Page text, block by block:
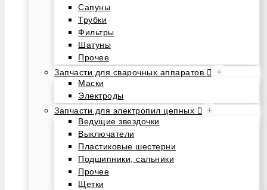
Сапуны
Трубки
Фильтры
Шатуны
Прочее
Запчасти для сварочных аппаратов
+
Маски
Электроды
Запчасти для электропил цепных
+
Ведущие звездочки
Выключатели
Пластиковые шестерни
Подшипники, сальники
Прочее
Щетки